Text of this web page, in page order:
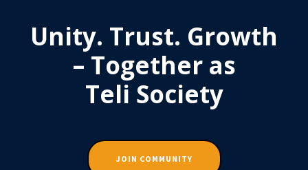
Unity. Trust. Growth
– Together as
Teli Society
JOIN COMMUNITY